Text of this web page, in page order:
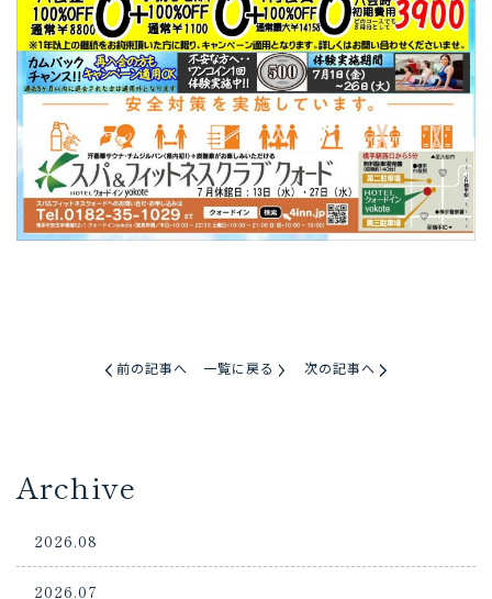
前の記事へ 一覧に戻る 次の記事へ
Archive
2026.08
2026.07